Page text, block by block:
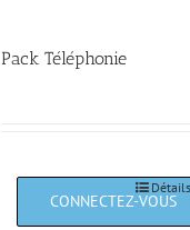
Pack Téléphonie
Détails